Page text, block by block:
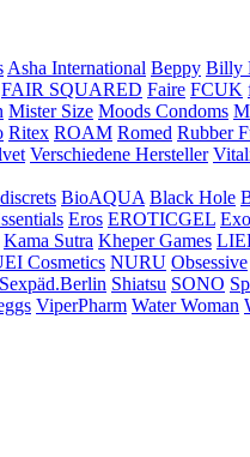
Asha International Beppy Billy
FAIR SQUARED Faire FCUK
Mister Size Moods Condoms
Ritex ROAM Romed Rubber
Verschiedene Hersteller
BioAQUA Black Hole
Eros EROTICGEL
Kama Sutra Kheper Games
Cosmetics NURU Obsessive
Sexpäd.Berlin Shiatsu SONO
ViperPharm Water Woman